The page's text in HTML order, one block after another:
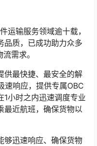
运输服务领域逾十载，
品质，已成功助力众多
需求。
供最快捷、最安全的解
速响应，提供专属OBC
1小时之内迅速调度专业
最近航班，确保货物以
够迅速响应、确保货物